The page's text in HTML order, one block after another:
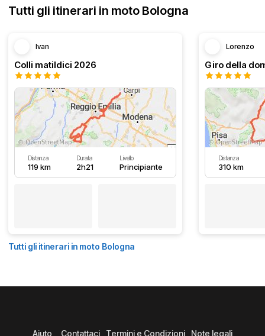
Tutti gli itinerari in moto Bologna
Ivan
Colli matildici 2026
Distanza
119 km
Durata
2h21
Livello
Principiante
Lorenzo
Distanza
310 km
Tutti gli itinerari in moto Bologna
Aiuto Contattaci Termini e Condizioni Note legali